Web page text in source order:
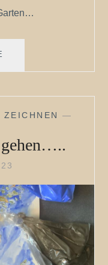
ARTEN
ZEICHNEN —
gehen…..